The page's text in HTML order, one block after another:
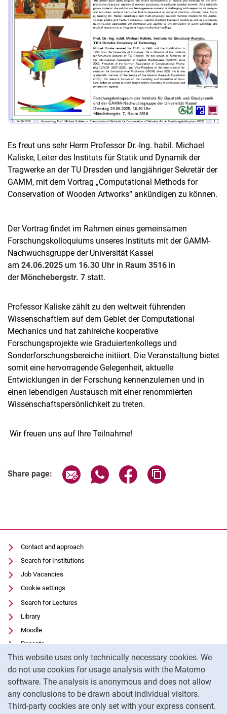
This website uses only technically necessary cookies. We
do not use cookies for usage analysis with the Matomo
software. The analysis is anonymous and does not allow
any conclusions to be drawn about individual visitors.
Third-party cookies are only set with your express consent.
Es freut uns sehr Herrn Professor Dr.-Ing. habil. Michael
Kaliske, Leiter des Instituts für Statik und Dynamik der
Tragwerke an der TU Dresden und langjähriger Sekretär der
GAMM, mit dem Vortrag „Computational Methods for
Conservation of Wooden Artworks“ ankündigen zu können.
Der Vortrag findet im Rahmen eines gemeinsamen
Forschungskolloquiums unseres Instituts mit der GAMM-
Nachwuchsgruppe der Universität Kassel
am 24.06.2025 um 16.30 Uhr in Raum 3516 in
der Mönchebergstr. 7 statt.
Professor Kaliske zählt zu den weltweit führenden
Wissenschaftlern auf dem Gebiet der Computational
Mechanics und hat zahlreiche kooperative
Forschungsprojekte wie Graduiertenkollegs und
Sonderforschungsbereiche initiiert. Die Veranstaltung bietet
somit eine hervorragende Gelegenheit, aktuelle
Entwicklungen in der Forschung kennenzulernen und in
einen lebendigen Austausch mit einer renommierten
Wissenschaftspersönlichkeit zu treten.
Wir freuen uns auf Ihre Teilnahme!
Share page: Share page via email
Share page via WhatsApp
Share page via
Contact and approach
Search for Institutions
Job Vacancies
Cookie settings
Search for Lectures
Library
Moodle
Panopto
Data privacy
Accessibility
Transparent Use of AI